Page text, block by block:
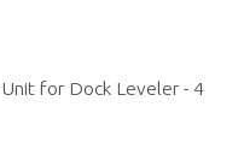
for Dock Leveler - 4